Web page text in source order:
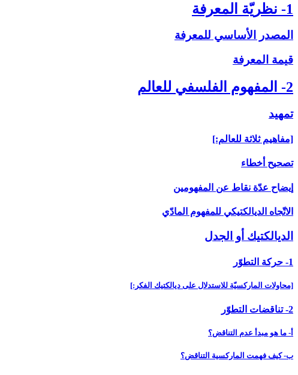
1- نظريّة المعرفة
المصدر الأساسي للمعرفة
قيمة المعرفة
2- المفهوم الفلسفي للعالم
تمهيد
[مفاهيم ثلاثة للعالم:]
تصحيح أخطاء
إيضاح عدّة نقاط عن المفهومين
الاتّجاه الديالكتيكي للمفهوم المادّي
الديالكتيك أو الجدل‏
1- حركة التطوّر
[محاولات الماركسيّة للاستدلال على ديالكتيك الفكر:]
2- تناقضات التطوّر
أ- ما هو مبدأ عدم التناقض؟
ب- كيف فهمت الماركسية التناقض؟